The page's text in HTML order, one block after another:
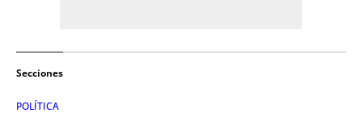
Secciones
POLÍTICA